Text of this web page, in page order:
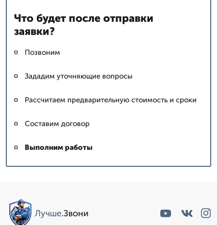
Что будет после отправки
заявки?
Позвоним
Зададим уточняющие вопросы
Рассчитаем предварительную стоимость и сроки
Составим договор
Выполним работы
Лучше.Звони